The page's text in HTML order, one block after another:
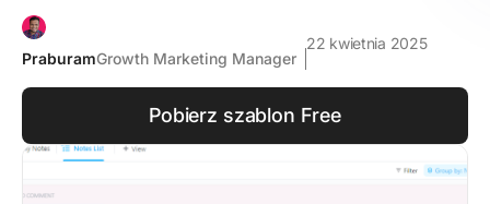
PraburamGrowth Marketing Manager
22 kwietnia 2025
Pobierz szablon Free